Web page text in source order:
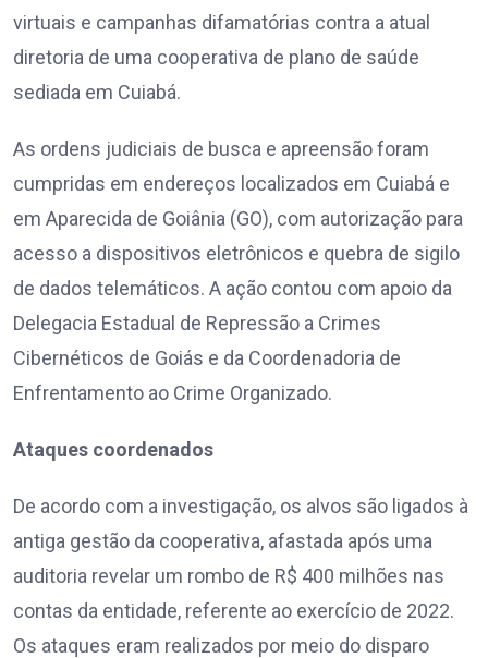
virtuais e campanhas difamatórias contra a atual
diretoria de uma cooperativa de plano de saúde
sediada em Cuiabá.
As ordens judiciais de busca e apreensão foram
cumpridas em endereços localizados em Cuiabá e
em Aparecida de Goiânia (GO), com autorização para
acesso a dispositivos eletrônicos e quebra de sigilo
de dados telemáticos. A ação contou com apoio da
Delegacia Estadual de Repressão a Crimes
Cibernéticos de Goiás e da Coordenadoria de
Enfrentamento ao Crime Organizado.
Ataques coordenados
De acordo com a investigação, os alvos são ligados à
antiga gestão da cooperativa, afastada após uma
auditoria revelar um rombo de R$ 400 milhões nas
contas da entidade, referente ao exercício de 2022.
Os ataques eram realizados por meio do disparo